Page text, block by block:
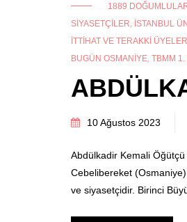
1889
SIYASETÇILER, İSTANBUL
İTTIHAT VE TERAKKI ÜYELERI
BUGÜN OSMANIYE, TBMM 1.
10 Ağustos 2023
Abdülkadir Kemali
Cebelibereket
ve siyasetçidir. Birinci